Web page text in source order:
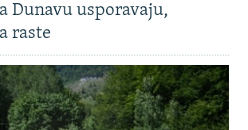
Dunavu usporavaju,
raste